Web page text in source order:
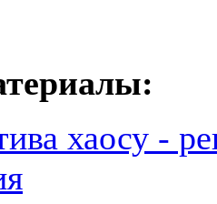
хаосу -